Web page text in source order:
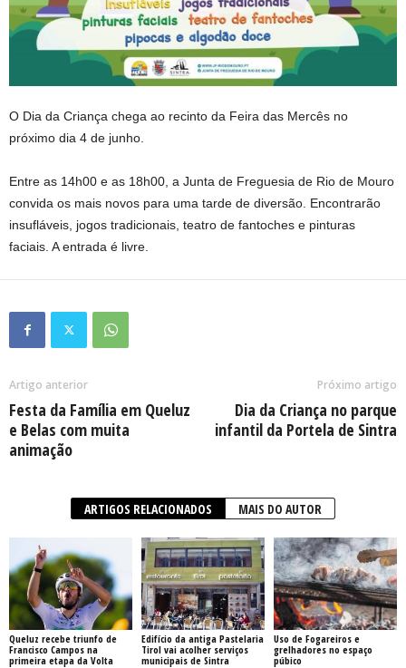
O Dia da Criança chega ao recinto da Feira das Mercês no
próximo dia 4 de junho.
Entre as 14h00 e as 18h00, a Junta de Freguesia de Rio de Mouro
convida os mais novos para uma tarde de diversão. Encontrarão
insufláveis, jogos tradicionais, teatro de fantoches e pinturas
faciais. A entrada é livre.
Artigo anterior
Festa da Família em Queluz
e Belas com muita
animação
Próximo artigo
Dia da Criança no parque
infantil da Portela de Sintra
ARTIGOS RELACIONADOS MAIS DO AUTOR
Queluz recebe triunfo de
Francisco Campos na
primeira etapa da Volta
Edifício da antiga Pastelaria
Tirol vai acolher serviços
municipais de Sintra
Uso de Fogareiros e
grelhadores no espaço
púbico